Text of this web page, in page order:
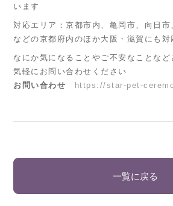
います
対応エリア：京都市内、亀岡市、向日
などの京都府内のほか大阪・滋賀にも対
なにか気になることやご不安なことなど
気軽にお問い合わせください
お問い合わせ
https://star-pet-
一覧に戻る